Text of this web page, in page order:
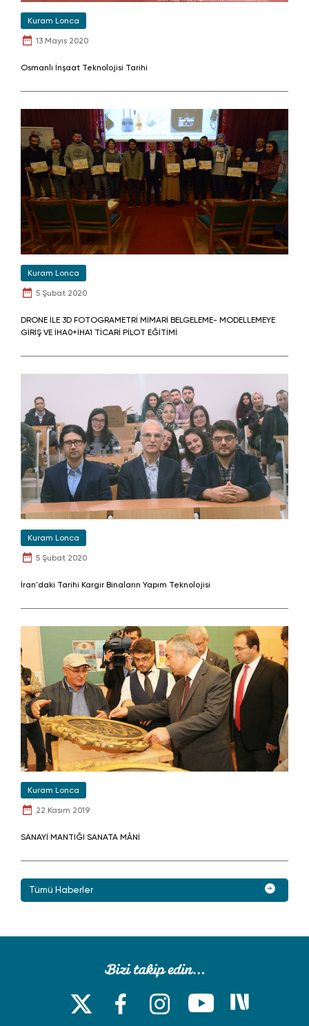
Kuram Lonca
13 Mayıs 2020
Osmanlı İnşaat Teknolojisi Tarihi
Kuram Lonca
5 Şubat 2020
DRONE İLE 3D FOTOGRAMETRİ MİMARİ BELGELEME- MODELLEMEYE
GİRİŞ VE İHA0+İHA1 TİCARİ PİLOT EĞİTİMİ
Kuram Lonca
5 Şubat 2020
İran'daki Tarihi Kargir Binaların Yapım Teknolojisi
Kuram Lonca
22 Kasım 2019
SANAYİ MANTIĞI SANATA MÂNİ
Tümü Haberler